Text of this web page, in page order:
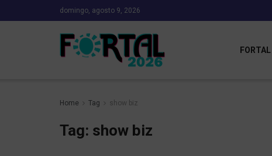
domingo, agosto 9, 2026
FORTAL
Home Tag show biz
Tag: show biz